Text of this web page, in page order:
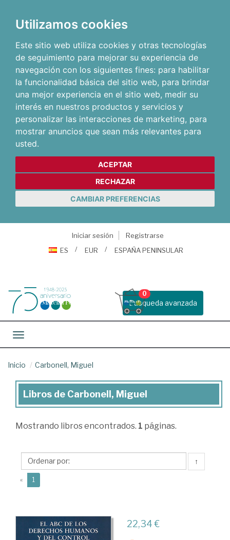
Utilizamos cookies
Este sitio web utiliza cookies y otras tecnologías
de seguimiento para mejorar su experiencia de
navegación con los siguientes fines: para habilitar
la funcionalidad básica del sitio web, para brindar
una mejor experiencia en el sitio web, medir su
interés en nuestros productos y servicios y
personalizar las interacciones de marketing, para
mostrar anuncios que sean más relevantes para
usted.
ACEPTAR
RECHAZAR
CAMBIAR PREFERENCIAS
Iniciar sesión
Registrarse
ES
EUR ESPAÑA PENINSULAR
Busqueda avanzada
0
Toggle navigation
Inicio Carbonell, Miguel
Libros
Carbonell,
Libros de Carbonell, Miguel
Mostrando libros encontrados. 1 páginas.
↑
« 1
22,34 €